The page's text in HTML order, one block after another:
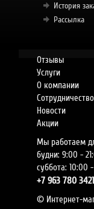
История
Рассылка
Отзывы
Услуги
О компании
Сотрудничество
Новости
Акции
Мы работаем
будни: 9:00 -
суббота: 10:00
+7963 780 3421
© Интернет-